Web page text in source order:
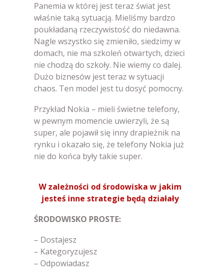
Panemia w której jest teraz świat jest
właśnie taką sytuacją. Mieliśmy bardzo
poukładaną rzeczywistość do niedawna.
Nagle wszystko się zmieniło, siedzimy w
domach, nie ma szkoleń otwartych, dzieci
nie chodzą do szkoły. Nie wiemy co dalej.
Dużo biznesów jest teraz w sytuacji
chaos. Ten model jest tu dosyć pomocny.
Przykład Nokia – mieli świetne telefony,
w pewnym momencie uwierzyli, że są
super, ale pojawił się inny drapieżnik na
rynku i okazało się, że telefony Nokia już
nie do końca były takie super.
W zależności od środowiska w jakim
jesteś inne strategie będą działały
ŚRODOWISKO PROSTE:
– Dostajesz
– Kategoryzujesz
– Odpowiadasz